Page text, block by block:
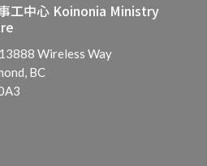
工中心 Koinonia Ministry
Wireless Way
BC